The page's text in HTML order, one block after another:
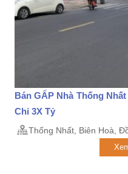
Bán GẤP Nhà Thống
Chỉ 3X Tỷ
Thống Nhất, Biên Hoà,